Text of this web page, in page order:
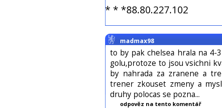
* * *88.80.227.102
madmax98
to by pak chelsea hrala na 4-
golu,protoze to jsou vsichni
by nahrada za zranene a
trener zkouset zmeny a
druhy polocas se pozna...
odpověz na tento komentář